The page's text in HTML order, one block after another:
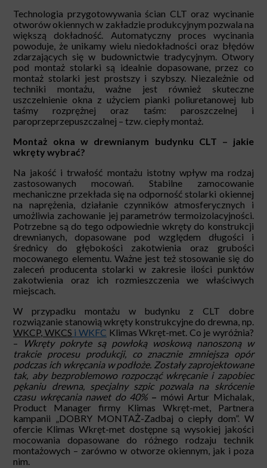
Technologia przygotowywania ścian CLT oraz wycinanie
otworów okiennych w zakładzie produkcyjnym pozwala na
większą dokładność. Automatyczny proces wycinania
powoduje, że unikamy wielu niedokładności oraz błędów
zdarzających się w budownictwie tradycyjnym. Otwory
pod montaż stolarki są idealnie dopasowane, przez co
montaż stolarki jest prostszy i szybszy. Niezależnie od
techniki montażu, ważne jest również skuteczne
uszczelnienie okna z użyciem pianki poliuretanowej lub
taśmy rozprężnej oraz taśm: paroszczelnej i
paroprzeprzepuszczalnej – tzw. ciepły montaż.
Montaż okna w drewnianym budynku CLT – jakie
wkręty wybrać?
Na jakość i trwałość montażu istotny wpływ ma rodzaj
zastosowanych mocowań. Stabilne zamocowanie
mechaniczne przekłada się na odporność stolarki okiennej
na naprężenia, działanie czynników atmosferycznych i
umożliwia zachowanie jej parametrów termoizolacyjności.
Potrzebne są do tego odpowiednie wkręty do konstrukcji
drewnianych, dopasowane pod względem długości i
średnicy do głębokości zakotwienia oraz grubości
mocowanego elementu. Ważne jest też stosowanie się do
zaleceń producenta stolarki w zakresie ilości punktów
zakotwienia oraz ich rozmieszczenia we właściwych
miejscach.
W przypadku montażu w budynku z CLT dobre
rozwiązanie stanowią wkręty konstrukcyjne do drewna, np.
WKCP, WKCS i WKFC Klimas Wkręt-met. Co je wyróżnia?
–
Wkręty pokryte są powłoką woskową nanoszoną w
trakcie procesu produkcji, co znacznie zmniejsza opór
podczas ich wkręcania w podłoże. Zostały zaprojektowane
tak, aby bezproblemowo rozpocząć wkręcanie i zapobiec
pękaniu drewna, specjalny szpic pozwala na skrócenie
czasu wkręcania nawet do 40% ­ – mówi Artur Michalak,
Product Manager firmy Klimas Wkręt-met, Partnera
kampanii „DOBRY MONTAŻ-Zadbaj o ciepły dom”. W
ofercie Klimas Wkręt-met dostępne są wysokiej jakości
mocowania dopasowane do różnego rodzaju technik
montażowych – zarówno w otworze okiennym, jak i poza
nim.